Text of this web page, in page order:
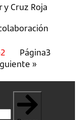
y Cruz Roja
2 Página3
»